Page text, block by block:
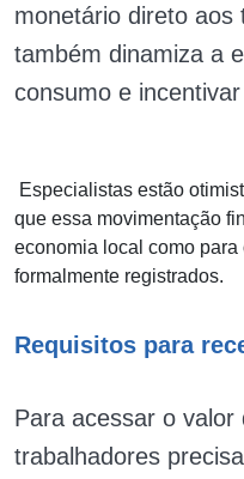
monetário direto aos
também dinamiza a
consumo e
Especialistas estão
que essa movimentação
economia local como
formalmente registrados.
Requisitos para
Para acessar o
trabalhadores